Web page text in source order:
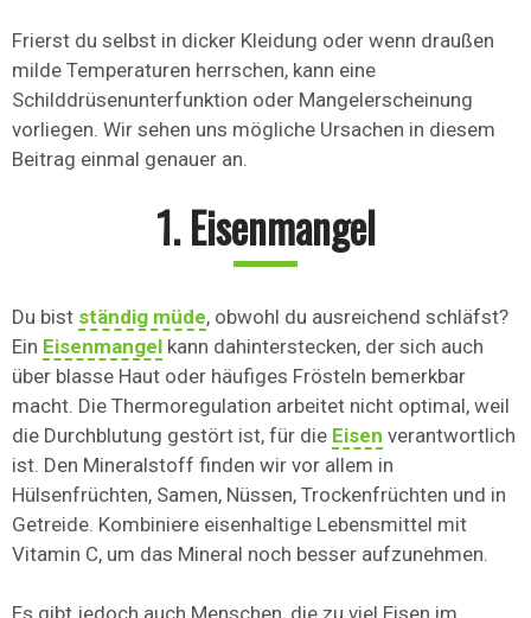
Frierst du selbst in dicker Kleidung oder wenn draußen
milde Temperaturen herrschen, kann eine
Schilddrüsenunterfunktion oder Mangelerscheinung
vorliegen. Wir sehen uns mögliche Ursachen in diesem
Beitrag einmal genauer an.
1. Eisenmangel
Du bist ständig müde, obwohl du ausreichend schläfst?
Ein Eisenmangel kann dahinterstecken, der sich auch
über blasse Haut oder häufiges Frösteln bemerkbar
macht. Die Thermoregulation arbeitet nicht optimal, weil
die Durchblutung gestört ist, für die Eisen verantwortlich
ist. Den Mineralstoff finden wir vor allem in
Hülsenfrüchten, Samen, Nüssen, Trockenfrüchten und in
Getreide. Kombiniere eisenhaltige Lebensmittel mit
Vitamin C, um das Mineral noch besser aufzunehmen.